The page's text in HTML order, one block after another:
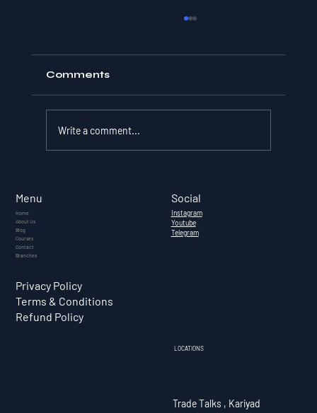
Complete Guide for Indian
Investors (2026)
Comments
Write a comment...
Menu
Home
About Us
Blog
Courses
Contact
Branches
Privacy Policy
Terms & Conditions
Refund Policy
Social
Instagram
Youtube
Telegram
LOCATIONS
Trade Talks , Kariyad